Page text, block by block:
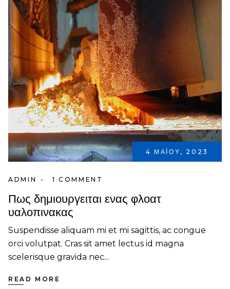
4 ΜΑΪ́ΟΥ, 2023
ADMIN 1 COMMENT
Πως δημιουργειται ενας φλοατ
υαλοπινακας
Suspendisse aliquam mi et mi sagittis, ac congue
orci volutpat. Cras sit amet lectus id magna
scelerisque gravida nec...
READ MORE